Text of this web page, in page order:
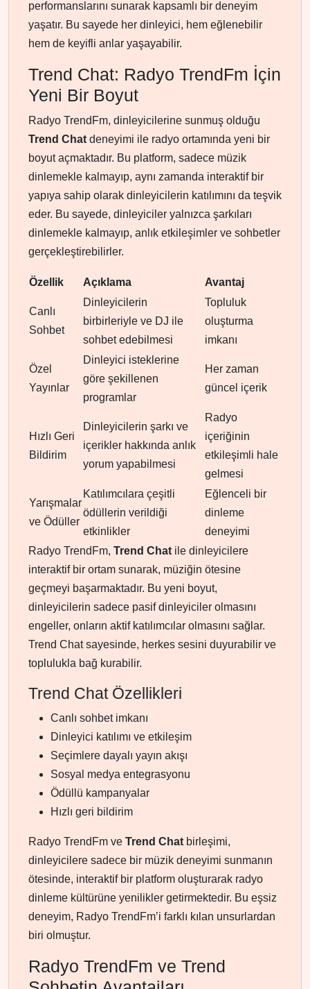
performanslarını sunarak kapsamlı bir deneyim
yaşatır. Bu sayede her dinleyici, hem eğlenebilir
hem de keyifli anlar yaşayabilir.
Trend Chat: Radyo TrendFm İçin
Yeni Bir Boyut
Radyo TrendFm, dinleyicilerine sunmuş olduğu
Trend Chat deneyimi ile radyo ortamında yeni bir
boyut açmaktadır. Bu platform, sadece müzik
dinlemekle kalmayıp, aynı zamanda interaktif bir
yapıya sahip olarak dinleyicilerin katılımını da teşvik
eder. Bu sayede, dinleyiciler yalnızca şarkıları
dinlemekle kalmayıp, anlık etkileşimler ve sohbetler
gerçekleştirebilirler.
Özellik Açıklama Avantaj
Canlı
Sohbet
Dinleyicilerin
birbirleriyle ve DJ ile
sohbet edebilmesi
Topluluk
oluşturma
imkanı
Özel
Yayınlar
Dinleyici isteklerine
göre şekillenen
programlar
Her zaman
güncel içerik
Hızlı Geri
Bildirim
Dinleyicilerin şarkı ve
içerikler hakkında anlık
yorum yapabilmesi
Radyo
içeriğinin
etkileşimli hale
gelmesi
Yarışmalar
ve Ödüller
Katılımcılara çeşitli
ödüllerin verildiği
etkinlikler
Eğlenceli bir
dinleme
deneyimi
Radyo TrendFm, Trend Chat ile dinleyicilere
interaktif bir ortam sunarak, müziğin ötesine
geçmeyi başarmaktadır. Bu yeni boyut,
dinleyicilerin sadece pasif dinleyiciler olmasını
engeller, onların aktif katılımcılar olmasını sağlar.
Trend Chat sayesinde, herkes sesini duyurabilir ve
toplulukla bağ kurabilir.
Trend Chat Özellikleri
Canlı sohbet imkanı
Dinleyici katılımı ve etkileşim
Seçimlere dayalı yayın akışı
Sosyal medya entegrasyonu
Ödüllü kampanyalar
Hızlı geri bildirim
Radyo TrendFm ve Trend Chat birleşimi,
dinleyicilere sadece bir müzik deneyimi sunmanın
ötesinde, interaktif bir platform oluşturarak radyo
dinleme kültürüne yenilikler getirmektedir. Bu eşsiz
deneyim, Radyo TrendFm’i farklı kılan unsurlardan
biri olmuştur.
Radyo TrendFm ve Trend